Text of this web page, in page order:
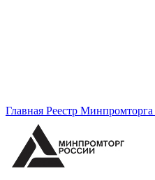
Главная Реестр Минпромторга